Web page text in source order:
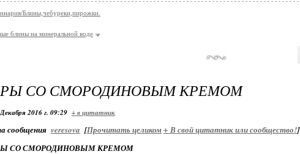
Блины,чебуреки,пирожки.
блины на минеральной воде
СО СМОРОДИНОВЫМ КРЕМОМ
2016 г. 09:29 + в цитатник
сообщения veresova [Прочитать целиком+ В свой цитатник или сообщество!]
СО СМОРОДИНОВЫМ КРЕМОМ